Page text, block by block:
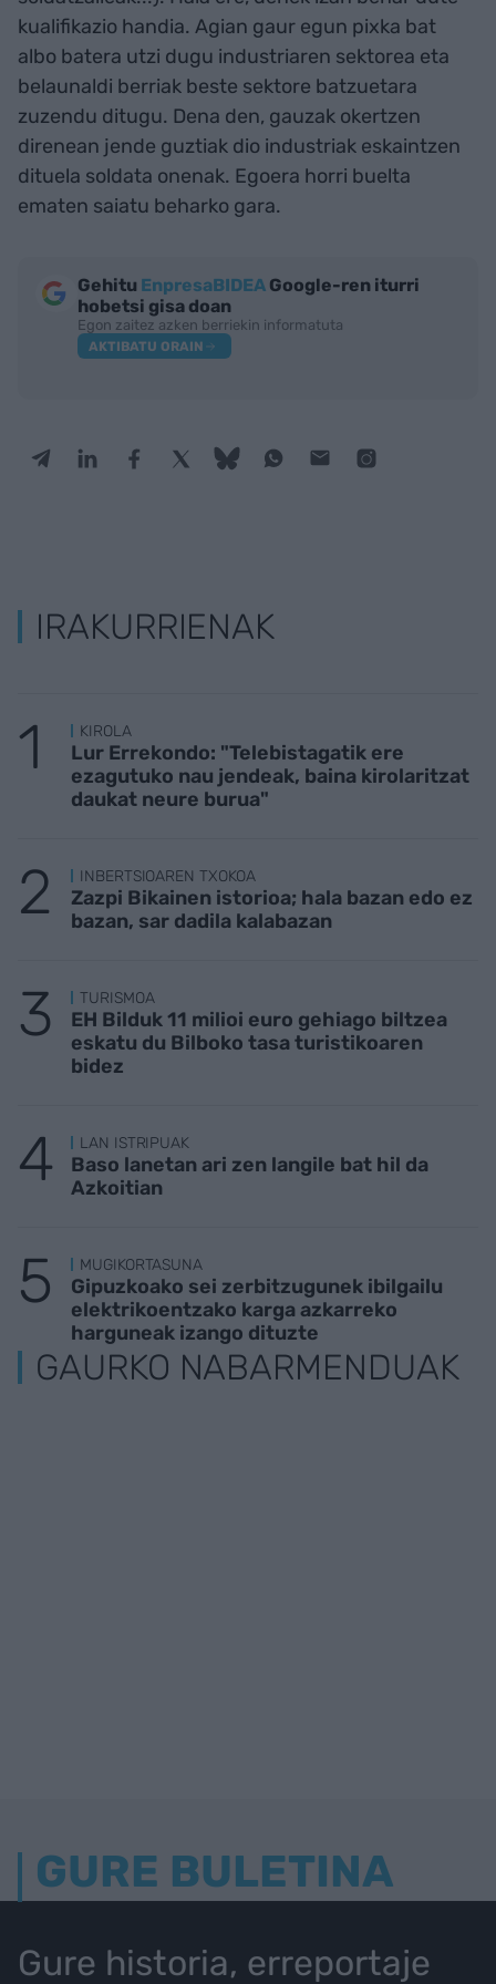
kualifikazio handia. Agian gaur egun pixka bat
albo batera utzi dugu industriaren sektorea eta
belaunaldi berriak beste sektore batzuetara
zuzendu ditugu. Dena den, gauzak okertzen
direnean jende guztiak dio industriak eskaintzen
dituela soldata onenak. Egoera horri buelta
ematen saiatu beharko gara.
Gehitu EnpresaBIDEA Google-ren iturri
hobetsi gisa doan
Egon zaitez azken berriekin informatuta
AKTIBATU ORAIN
IRAKURRIENAK
KIROLA
Lur Errekondo: "Telebistagatik ere
ezagutuko nau jendeak, baina kirolaritzat
daukat neure burua"
INBERTSIOAREN TXOKOA
Zazpi Bikainen istorioa; hala bazan edo ez
bazan, sar dadila kalabazan
TURISMOA
EH Bilduk 11 milioi euro gehiago biltzea
eskatu du Bilboko tasa turistikoaren
bidez
LAN ISTRIPUAK
Baso lanetan ari zen langile bat hil da
Azkoitian
MUGIKORTASUNA
Gipuzkoako sei zerbitzugunek ibilgailu
elektrikoentzako karga azkarreko
harguneak izango dituzte
GAURKO NABARMENDUAK
GURE BULETINA
Gure historia, erreportaje